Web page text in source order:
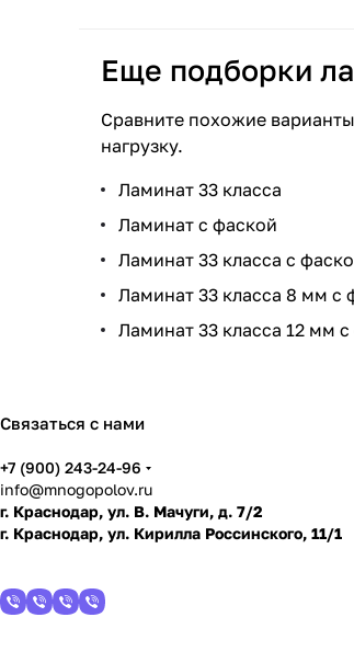
Еще подборки
Сравните похожие
нагрузку.
Ламинат 33 класса
Ламинат с фаской
Ламинат 33 класса с
Ламинат 33 класса 8 мм с
Ламинат 33 класса 12 мм
Связаться с нами
+7 (900) 243-24-96
info@mnogopolov.ru
г. Краснодар, ул. В. Мачуги, д. 7/2
г. Краснодар, ул. Кирилла Россинского, 11/1